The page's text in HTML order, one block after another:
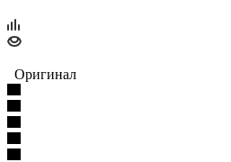
Оригинал